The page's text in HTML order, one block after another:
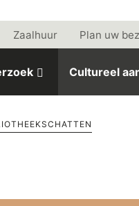
Zaalhuur Plan uw
Cultureel